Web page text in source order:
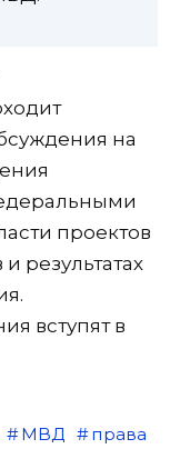
на
проектов
результатах
вступят в
МВД права